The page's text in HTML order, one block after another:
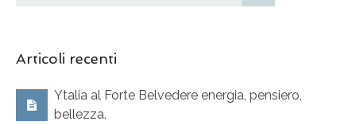
Articoli recenti
Ytalia al Forte Belvedere energia, pensiero,
bellezza.